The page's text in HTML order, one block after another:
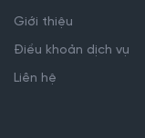
Giới thiệu
Điều khoản dịch vụ
Liên hệ